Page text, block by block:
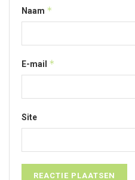
Naam *
E-mail *
Site